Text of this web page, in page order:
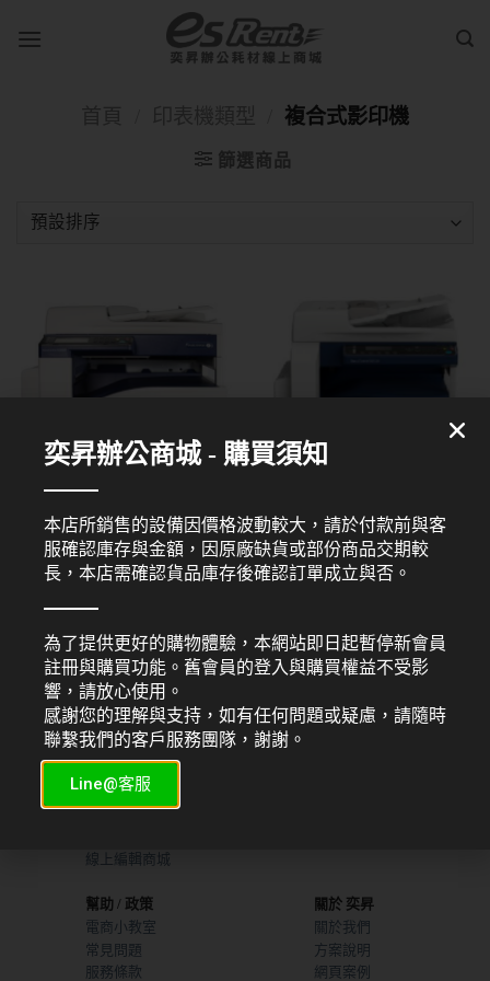
複合式影印機
篩選商品
FUJI XEROX
Fuji Xerox DocuCentre SC2020
A3多功能彩色複合機
69,900
FUJI XEROX
FujiXerox DocuCentre S2520 A3
黑白桌上型數位多功能複合機
NT$47,800
服務項目
平面設計
網頁設計
廣告行銷
商業攝製
線上編輯商城
機器販售
幫助 / 政策
電商小教室
常見問題
服務條款
關於 奕昇
關於我們
方案說明
網頁案例
奕昇辦公商城 - 購買須知
本店所銷售的設備因價格波動較大，請於付款前與客
服確認庫存與金額，因原廠缺貨或部份商品交期較
長，本店需確認貨品庫存後確認訂單成立與否。
為了提供更好的購物體驗，本網站即日起暫停新會員
註冊與購買功能。舊會員的登入與購買權益不受影
響，請放心使用。
感謝您的理解與支持，如有任何問題或疑慮，請隨時
聯繫我們的客戶服務團隊，謝謝。
Line@客服